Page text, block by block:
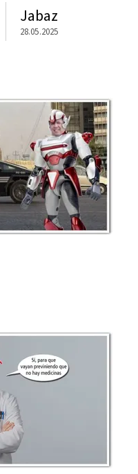
Jabaz
28.05.2025